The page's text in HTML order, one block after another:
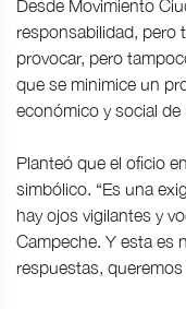
Desde Movimiento
responsabilidad, pero
provocar, pero
que se minimice un
económico y social de
Planteó que el oficio
simbólico. “Es una
hay ojos vigilantes y
Campeche. Y esta es
respuestas,